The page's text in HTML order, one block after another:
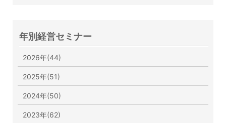
年別経営セミナー
2026年(44)
2025年(51)
2024年(50)
2023年(62)